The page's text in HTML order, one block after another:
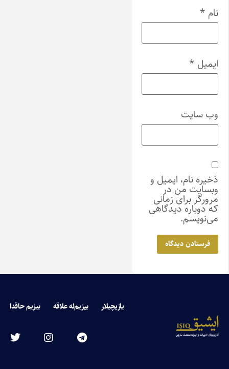
نام *
ایمیل *
وب‌ سایت
ذخیره نام، ایمیل و
وبسایت من در
مرورگر برای زمانی
که دوباره دیدگاهی
می‌نویسم.
یازیچیلار بیزیم‌له علاقه بیزیم حاقدا